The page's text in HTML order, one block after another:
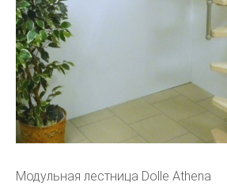
Модульная лестница Dolle Athena